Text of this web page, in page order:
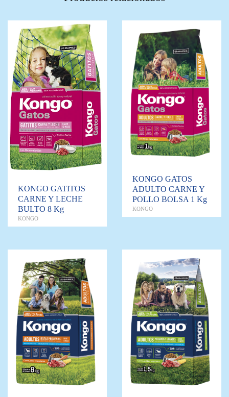
KONGO GATITOS
CARNE Y LECHE
BULTO 8 Kg
KONGO
KONGO GATOS
ADULTO CARNE Y
POLLO BOLSA 1 Kg
KONGO